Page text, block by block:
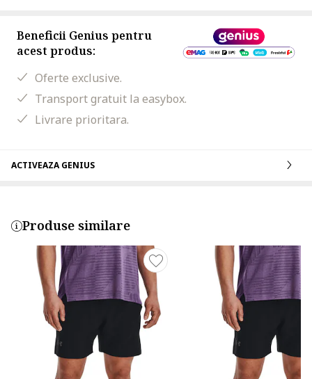
Beneficii Genius pentru
acest produs:
Oferte exclusive.
Transport gratuit la easybox.
Livrare prioritara.
ACTIVEAZA GENIUS
Produse similare